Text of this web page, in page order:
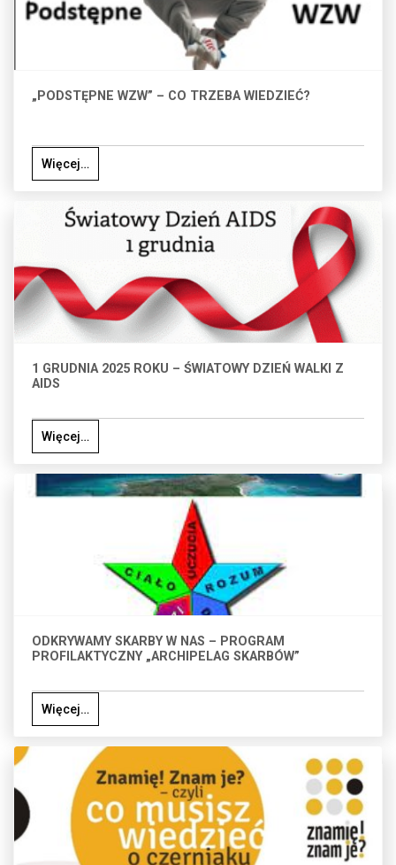
„PODSTĘPNE WZW” – CO TRZEBA WIEDZIEĆ?
Więcej…
1 GRUDNIA 2025 ROKU – ŚWIATOWY DZIEŃ WALKI Z
AIDS
Więcej…
ODKRYWAMY SKARBY W NAS – PROGRAM
PROFILAKTYCZNY „ARCHIPELAG SKARBÓW”
Więcej…